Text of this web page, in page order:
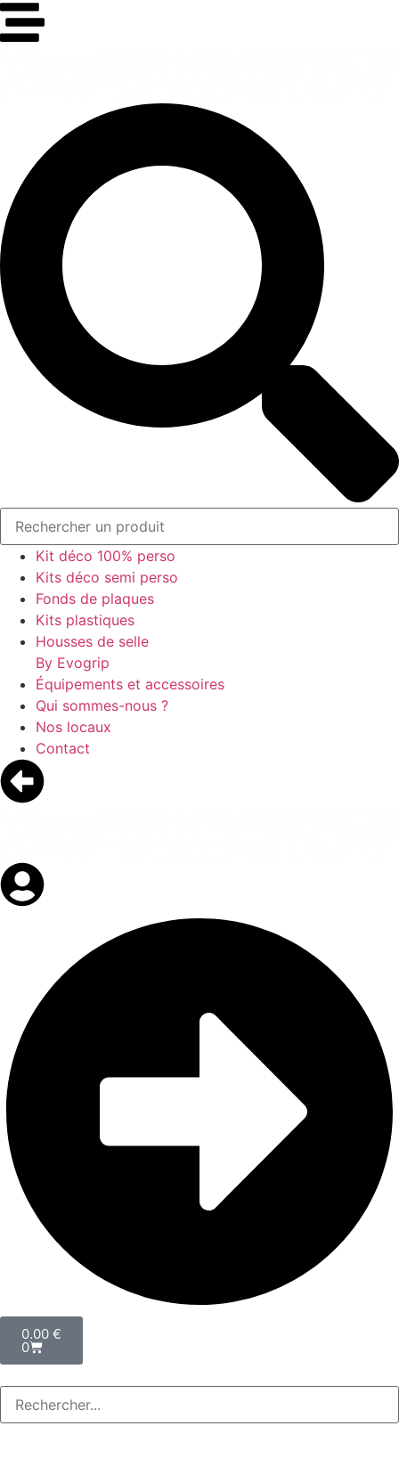
Kit déco 100% perso
Kits déco semi perso
Fonds de plaques
Kits plastiques
Housses de selle
By Evogrip
Équipements et accessoires
Qui sommes-nous ?
Nos locaux
Contact
0.00 €
0